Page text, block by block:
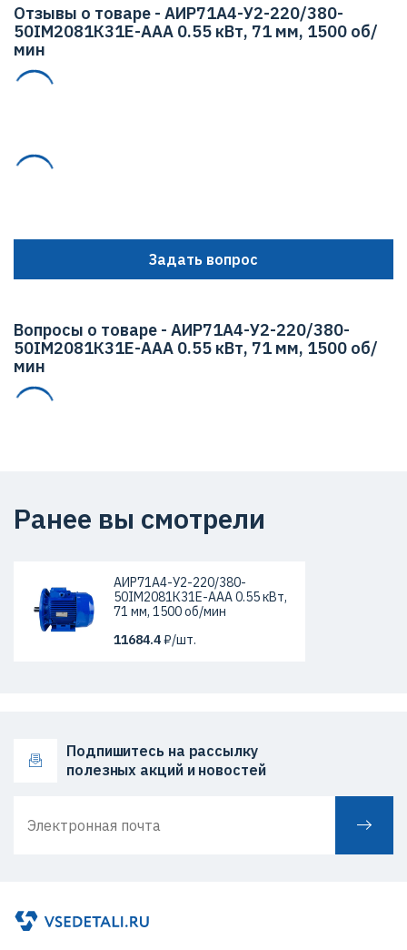
Отзывы о товаре - АИР71А4-У2-220/380-
50IМ2081К31Е-ААА 0.55 кВт, 71 мм, 1500 об/
мин
Задать вопрос
Вопросы о товаре - АИР71А4-У2-220/380-
50IМ2081К31Е-ААА 0.55 кВт, 71 мм, 1500 об/
мин
Ранее вы смотрели
АИР71А4-У2-220/380-
50IМ2081К31Е-ААА 0.55 кВт,
71 мм, 1500 об/мин
11684.4₽/шт.
Подпишитесь на рассылку
полезных акций и новостей